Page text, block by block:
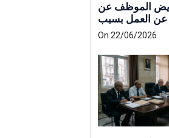
الموظف عن
عن العمل بسبب
جزائيا : تعليق على قرار
On 22/06/2026